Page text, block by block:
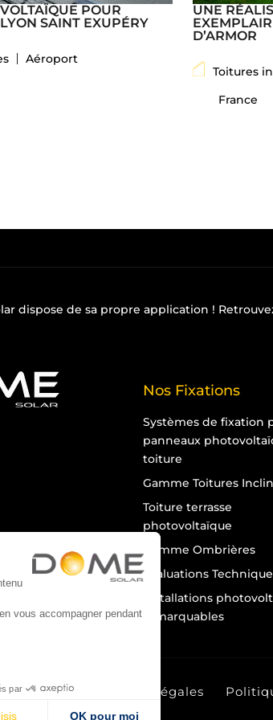
POUR
SAINT EXUPÉRY
Aéroport
UNE
D’ARMOR
Toitures
France
dispose de sa propre application !
Nos Fixations
Systèmes de fixation
panneaux
toiture
Gamme Toitures
Toiture terrasse
photovoltaïque
Gamme Ombrières
Évaluations
Installations
remarquables
Mentions légales